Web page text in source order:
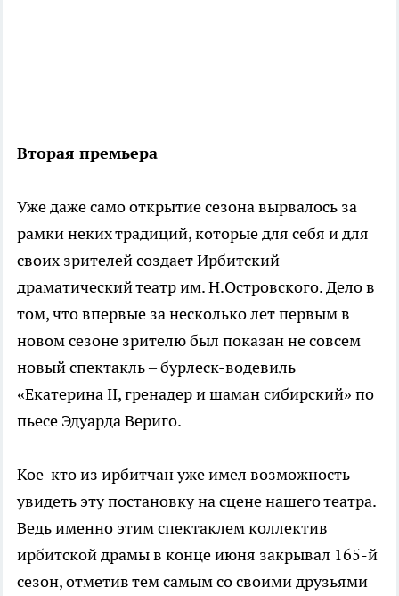
Вторая премьера
Уже даже само открытие сезона вырвалось за
рамки неких традиций, которые для себя и для
своих зрителей создает Ирбитский
драматический театр им. Н.Островского. Дело в
том, что впервые за несколько лет первым в
новом сезоне зрителю был показан не совсем
новый спектакль – бурлеск-водевиль
«Екатерина II, гренадер и шаман сибирский» по
пьесе Эдуарда Вериго.
Кое-кто из ирбитчан уже имел возможность
увидеть эту постановку на сцене нашего театра.
Ведь именно этим спектаклем коллектив
ирбитской драмы в конце июня закрывал 165-й
сезон, отметив тем самым со своими друзьями